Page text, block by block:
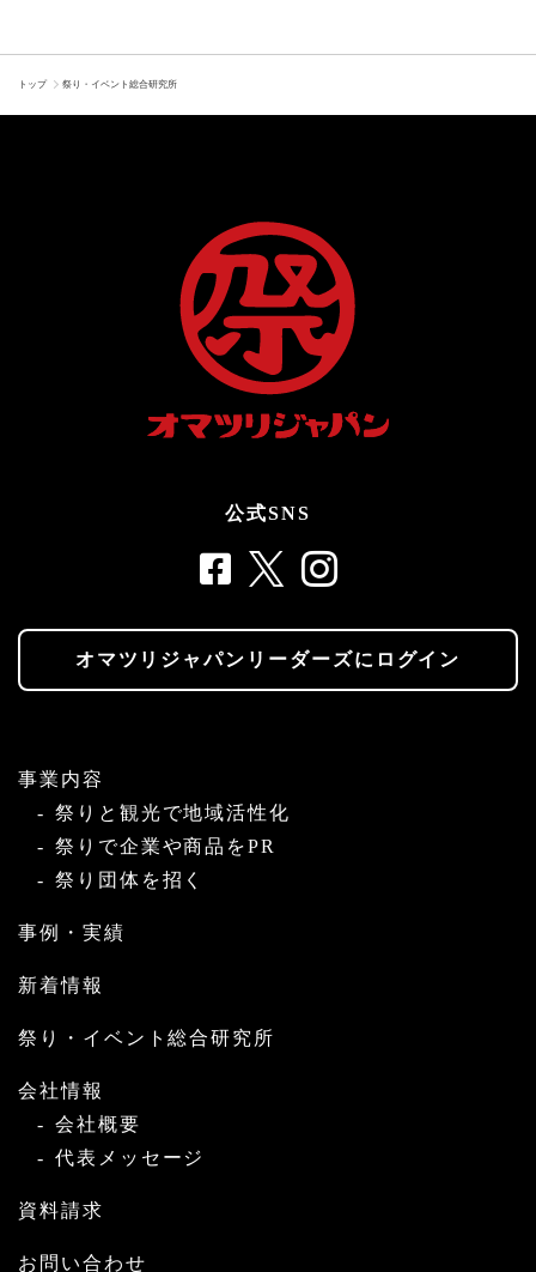
トップ 祭り・イベント総合研究所
公式SNS
オマツリジャパンリーダーズにログイン
事業内容
祭りと観光で地域活性化
祭りで企業や商品をPR
祭り団体を招く
事例・実績
新着情報
祭り・イベント総合研究所
会社情報
会社概要
代表メッセージ
資料請求
お問い合わせ